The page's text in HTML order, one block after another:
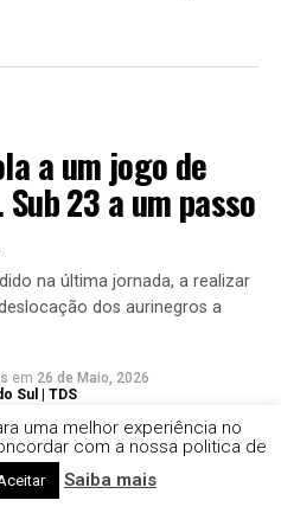
a um jogo de
23 a um passo
na última jornada, a realizar
dos aurinegros a
em 26 de Maio, 2026
Sul | TDS
uma melhor experiência no
com a nossa politica de
Saiba mais